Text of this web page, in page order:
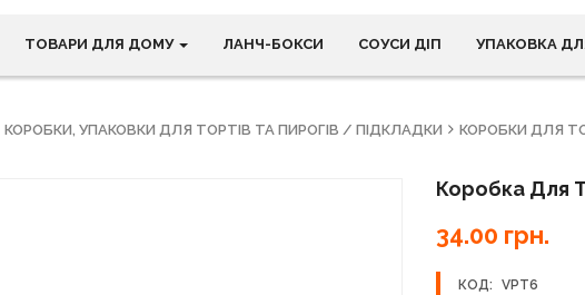
ТОВАРИ ДЛЯ ДОМУ ЛАНЧ-БОКСИ СОУСИ ДІП УПАКОВКА
КОРОБКИ, УПАКОВКИ ДЛЯ ТОРТІВ ТА ПИРОГІВ / ПІДКЛАДКИ КОРОБКИ ДЛЯ
Коробка Для
34.00 грн.
КОД:
VPT6